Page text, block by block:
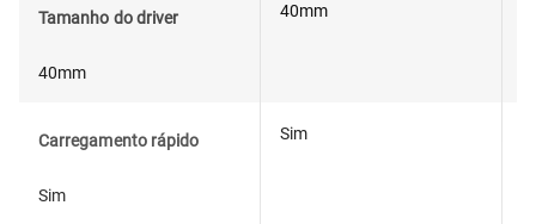
Tamanho do driver
40mm
40mm
Carregamento rápido
Sim
Sim